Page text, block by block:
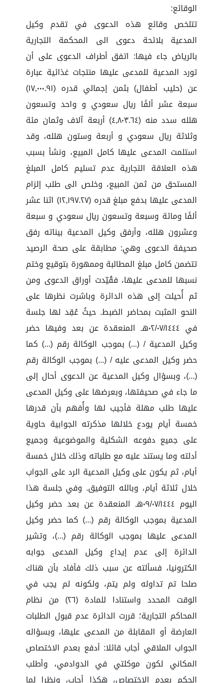
الوقائع:
تتلخص وقائع هذه الدعوى في تقدم وكيل
المدعية بلائحة دعوى الى المحكمة التجارية
بالرياض جاء فيها: اتفق أطراف الدعوى على أن
تورد المدعية للمدعى عليها منتجات غذائية عبارة
عن (حليب أطفال) بثمن إجمالي قدره (١٧,٠٠٠.٩١)
سبعة عشر ألفًا ريال سعودي و واحد وتسعون
هلله سدد منه (٤,٨٠٣.٦٤) أربعة آلاف وثمان مئة
وثلاثة ريال سعودي و أربعة وستون هلله، وقد
استلمت المدعى عليها كامل المبيع، ونشأ بسبب
هذه العلاقة التجارية عدم تسليم كامل المبلغ
المستحق من ثمن المبيع، وخلص الى طلب إلزام
المدعى عليها بدفع مبلغ قدره (١٢,١٩٧.٢٧) اثنا عشر
ألفًا ومائة وسبعة وتسعون ريال سعودي و سبعة
وعشرون هلله، وأرفق وكيل المدعية بيناته رفق
صحيفة الدعوى وهي: مطابقة على صحة الرصيد
تتضمن كامل مبلغ المطالبة وممهورة بتوقيع وختم
نسبها للمدعى عليها، فقُيّدت أوراق الدعوى ومن
ثم أُحيلت إلى هذه الدائرة وباشرت نظرها على
النحو المثبت بمحاضر الضبط. حيثُ عُقِد لها جلسة
في ٠٢/٠٧/١٤٤٤هـ المنعقدة عن بعد وفيها حضر
وكيل المدعية / (...) بموجب الوكالة رقم (...) كما
حضر وكيل المدعى عليه / (...) بموجب الوكالة رقم
(...)، وبسؤال وكيل المدعية عن الدعوى أحال إلى
ما جاء في صحيفتها، وبعرضها على وكيل المدعى
عليها طلب مهلة فأجيب لها وأُفهم بأن قدرها
خمسة أيام يودع خلالها مذكرته الجوابية حاوية
على جميع دفوعه الشكلية والموضوعية وجميع
أدلته وما يستند عليه مع طلباته وذلك خلال خمسة
أيام، ثم يكون على وكيل المدعية الرد على الجواب
خلال ثلاثة أيام، وبالله التوفيق. وفي جلسة هذا
اليوم ٠٩/٠٧/١٤٤٤هـ المنعقدة عن بعد حضر وكيل
المدعية بموجب الوكالة رقم (...) كما حضر وكيل
المدعى عليها بموجب الوكالة رقم (...)، وتشير
الدائرة إلى عدم إيداع وكيل المدعى جوابه
الكترونيا، فسألته عن سبب ذلك فأفاد بأن هناك
صلحا تم تداوله ولم يتم، ولكونه لم يجب في
الوقت المحدد واستنادا للمادة (٢٦) من نظام
المحاكم التجارية؛ قررت الدائرة عدم قبول الطلبات
العارضة أو المقابلة من المدعى عليها، وبسؤاله
الجواب الملاقي أجاب قائلا: أدفع بعدم الاختصاص
المكاني لكون موكلتي في الدوادمي، وأطلب
الحكم بعدم الاختصاص، هكذا أجاب، ونظرا لما